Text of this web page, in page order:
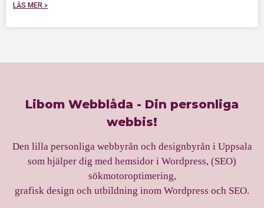
LÄS MER »
Libom Webblåda - Din personliga
webbis!
Den lilla personliga webbyrån och designbyrån i Uppsala
som hjälper dig med hemsidor i Wordpress, (SEO)
sökmotoroptimering,
grafisk design och utbildning inom Wordpress och SEO.